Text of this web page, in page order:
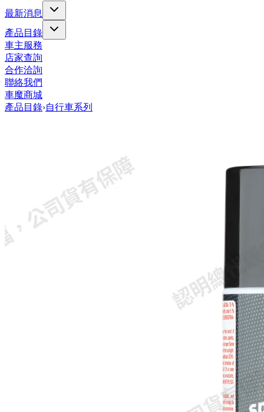
最新消息
產品目錄
車主服務
店家查詢
合作洽詢
聯絡我們
車魔商城
產品目錄›自行車系列